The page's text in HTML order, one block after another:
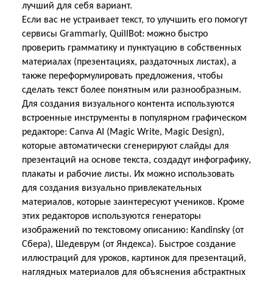
лучший для себя вариант.
Если вас не устраивает текст, то улучшить его помогут
сервисы Grammarly, QuillBot: можно быстро
проверить грамматику и пунктуацию в собственных
материалах (презентациях, раздаточных листах), а
также переформулировать предложения, чтобы
сделать текст более понятным или разнообразным.
Для создания визуального контента используются
встроенные инструменты в популярном графическом
редакторе: Canva AI (Magic Write, Magic Design),
которые автоматически сгенерируют слайды для
презентаций на основе текста, создадут инфографику,
плакаты и рабочие листы. Их можно использовать
для создания визуально привлекательных
материалов, которые заинтересуют учеников. Кроме
этих редакторов используются генераторы
изображений по текстовому описанию: Kandinsky (от
Сбера), Шедеврум (от Яндекса). Быстрое создание
иллюстраций для уроков, картинок для презентаций,
наглядных материалов для объяснения абстрактных